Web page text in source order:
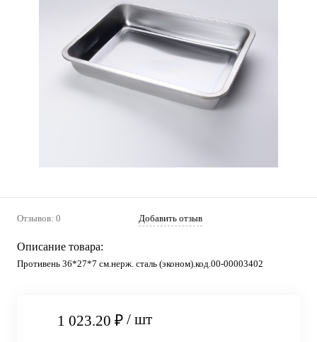
Отзывов: 0 Добавить отзыв
Описание товара:
Противень 36*27*7 см.нерж. сталь (эконом).код.00-00003402
1 023.20 ₽ / шт